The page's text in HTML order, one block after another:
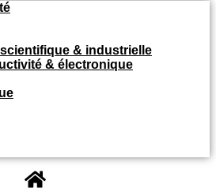
& industrielle
& électronique